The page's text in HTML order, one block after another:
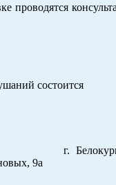
состоится
г.
9а